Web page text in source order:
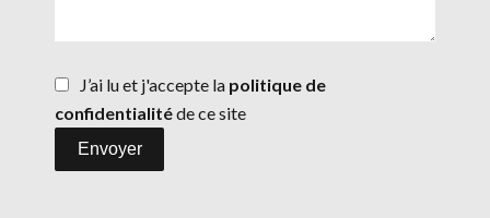
J’ai lu et j'accepte la politique de
confidentialitéde ce site
Envoyer